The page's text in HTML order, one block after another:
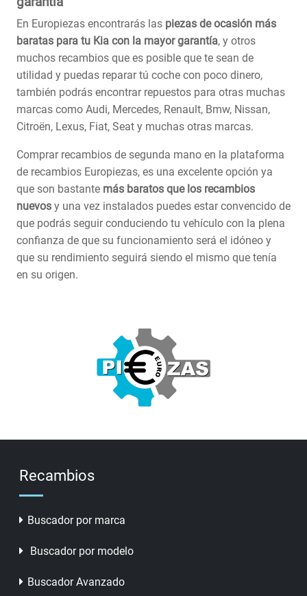
En Europiezas encontrarás las piezas de ocasión más
baratas para tu Kia con la mayor garantía, y otros
muchos recambios que es posible que te sean de
utilidad y puedas reparar tú coche con poco dinero,
también podrás encontrar repuestos para otras muchas
marcas como Audi, Mercedes, Renault, Bmw, Nissan,
Citroën, Lexus, Fiat, Seat y muchas otras marcas.
Comprar recambios de segunda mano en la plataforma
de recambios Europiezas, es una excelente opción ya
que son bastante más baratos que los recambios
nuevos y una vez instalados puedes estar convencido de
que podrás seguir conduciendo tu vehículo con la plena
confianza de que su funcionamiento será el idóneo y
que su rendimiento seguirá siendo el mismo que tenía
en su origen.
Recambios
Buscador por marca
Buscador por modelo
Buscador Avanzado